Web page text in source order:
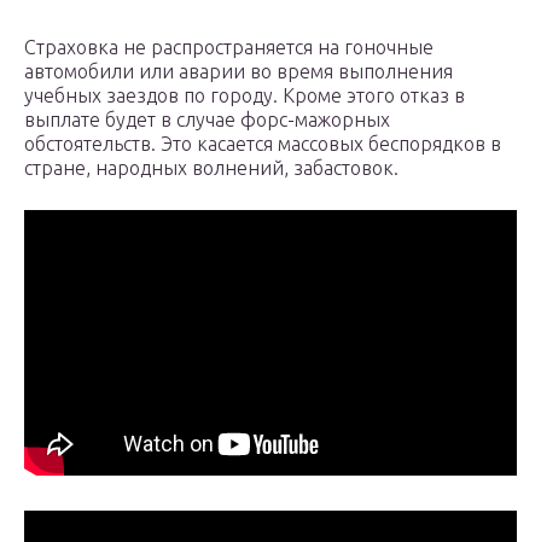
Страховка не распространяется на гоночные
автомобили или аварии во время выполнения
учебных заездов по городу. Кроме этого отказ в
выплате будет в случае форс-мажорных
обстоятельств. Это касается массовых беспорядков в
стране, народных волнений, забастовок.